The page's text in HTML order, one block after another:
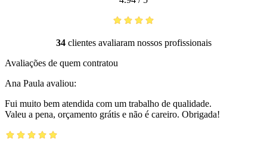
34clientes avaliaram nossos profissionais
Avaliações de quem contratou
Ana Paula avaliou:
Fui muito bem atendida com um trabalho de qualidade.
Valeu a pena, orçamento grátis e não é careiro. Obrigada!